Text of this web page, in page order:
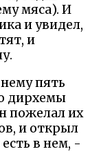
мяса). И
и увидел,
и
пять
дирхемы
пожелал их
и открыл
в нем, -